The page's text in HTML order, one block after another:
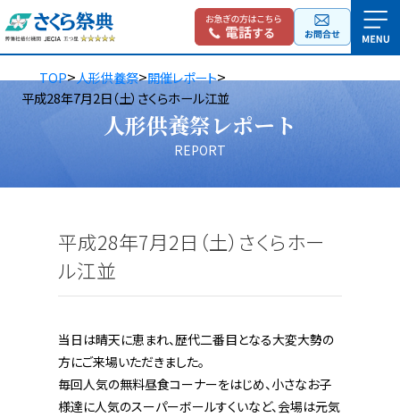
TOP>人形供養祭>開催レポート>
平成28年7月2日（土）さくらホール江並
人形供養祭レポート
REPORT
平成28年7月2日（土）さくらホー
ル江並
当日は晴天に恵まれ、歴代二番目となる大変大勢の
方にご来場いただきました。
毎回人気の無料昼食コーナーをはじめ、小さなお子
様達に人気のスーパーボールすくいなど、会場は元気